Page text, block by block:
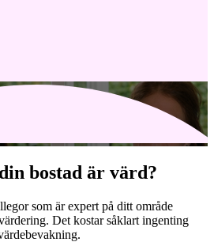
bostad är värd?
som är expert på ditt område
Det kostar såklart ingenting